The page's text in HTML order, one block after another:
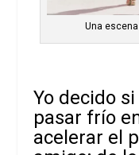
Una
Yo decido
pasar frío
acelerar el